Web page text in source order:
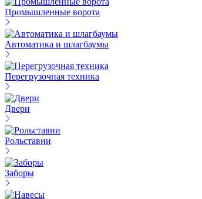
Промышленные ворота
Автоматика и шлагбаумы
Перегрузочная техника
Двери
Рольставни
Заборы